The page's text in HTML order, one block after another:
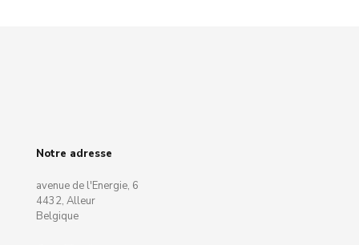
Notre adresse
avenue de l'Energie, 6
4432, Alleur
Belgique